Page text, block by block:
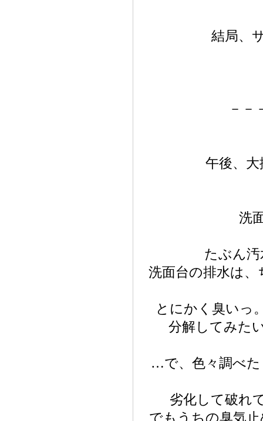
結局、
－－
午後、
洗
たぶん
洗面台の排水は
とにかく臭いっ
分解してみた
…で、色々調べた
劣化して破れ
でもうちの臭気